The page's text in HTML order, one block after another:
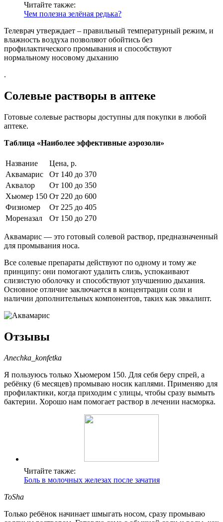
Читайте также:
Чем полезна зелёная редька?
Телеврач утверждает – правильный температурный режим, и
влажность воздуха позволяют обойтись без
профилактического промывания и способствуют
нормальному носовому дыханию
.
Солевые растворы в аптеке
Готовые солевые растворы доступны для покупки в любой
аптеке.
Таблица «Наиболее эффективные аэрозоли»
Название
Цена, р.
Аквамарис
От 140 до 370
Аквалор
От 100 до 350
Хьюмер 150 От 220 до 600
Физиомер
От 225 до 405
Мореназал
От 150 до 270
Аквамарис — это готовый солевой раствор, предназначенный
для промывания носа.
Все солевые препараты действуют по одному и тому же
принципу: они помогают удалить слизь, успокаивают
слизистую оболочку и способствуют улучшению дыхания.
Основное отличие заключается в концентрации соли и
наличии дополнительных компонентов, таких как эвкалипт.
Отзывы
Anechka_konfetka
Я пользуюсь только Хьюмером 150. Для себя беру спрей, а
ребёнку (6 месяцев) промываю носик каплями. Применяю для
профилактики, когда приходим с улицы, чтобы сразу вымыть
бактерии. Хорошо нам помогает раствор в лечении насморка.
Читайте также:
Боль в молочных железах после зачатия
ToSha
Только ребёнок начинает шмыгать носом, сразу промываю